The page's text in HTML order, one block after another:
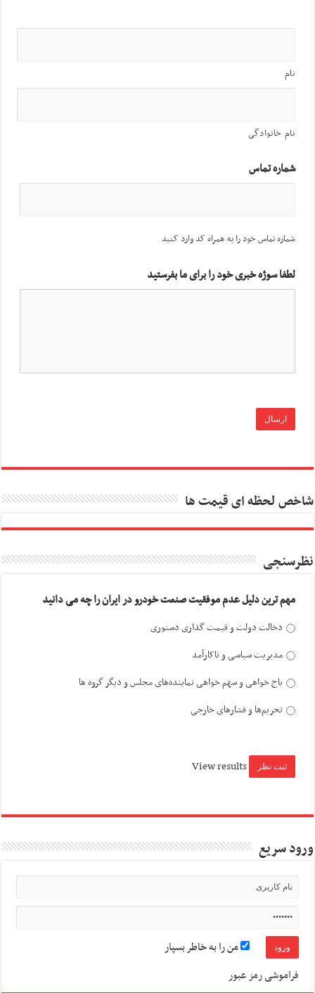
نام
نام خانوادگی
شماره تماس
شماره تماس خود را به همراه کد وارد کنید
لطفا سوژه خبری خود را برای ما بفرستید
شاخص لحظه ای قیمت ها
نظرسنجی
مهم ترین دلیل عدم موفقیت صنعت خودرو در ایران را چه می دانید
دخالت دولت و قیمت گذاری دستوری
مدیریت سیاسی و ناکارآمد
باج خواهی و سهم خواهی نماینده‌های مجلس و دیگر گروه ها
تحریم‌ها و فشارهای خارجی
View results
ورود سریع
من را به خاطر بسپار
فراموشی رمز عبور